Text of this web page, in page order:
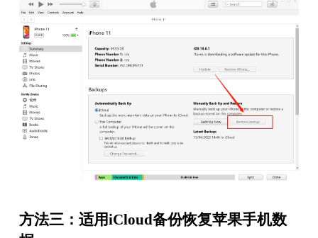
方法三：适用iCloud备份恢复苹果手机数